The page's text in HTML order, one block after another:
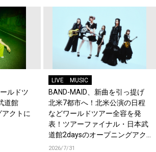
ルドツ
道館
クトに
LIVE MUSIC
BAND-MAID、新曲を引っ提げ
北米7都市へ！北米公演の日程
などワールドツアー全容を発
表！ツアーファイナル・日本武
道館2daysのオープニングアク
トにNEK!が決定！
2026/7/31